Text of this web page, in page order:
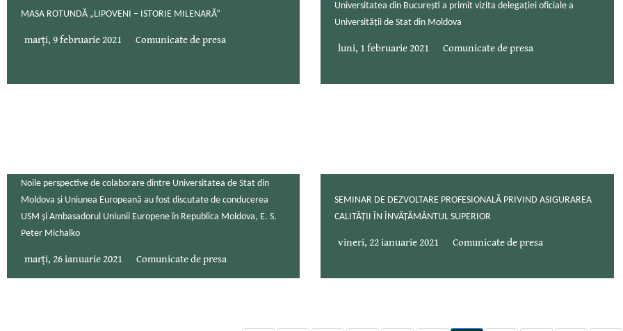
MASA ROTUNDĂ „LIPOVENI – ISTORIE MILENARĂ”
marți, 9 februarie 2021 Comunicate de presa
Universitatea din București a primit vizita delegației oficiale a
Universității de Stat din Moldova
luni, 1 februarie 2021 Comunicate de presa
Noile perspective de colaborare dintre Universitatea de Stat din
Moldova și Uniunea Europeană au fost discutate de conducerea
USM și Ambasadorul Uniunii Europene în Republica Moldova, E. S.
Peter Michalko
marți, 26 ianuarie 2021 Comunicate de presa
SEMINAR DE DEZVOLTARE PROFESIONALĂ PRIVIND ASIGURAREA
CALITĂȚII ÎN ÎNVĂȚĂMÂNTUL SUPERIOR
vineri, 22 ianuarie 2021 Comunicate de presa